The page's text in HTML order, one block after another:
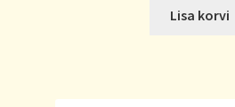
Lisa korvi